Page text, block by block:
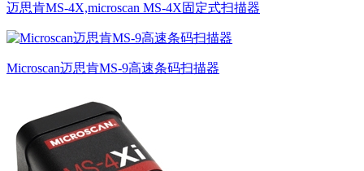
迈思肯MS-4X,microscan MS-4X固定式扫描器
Microscan迈思肯MS-9高速条码扫描器